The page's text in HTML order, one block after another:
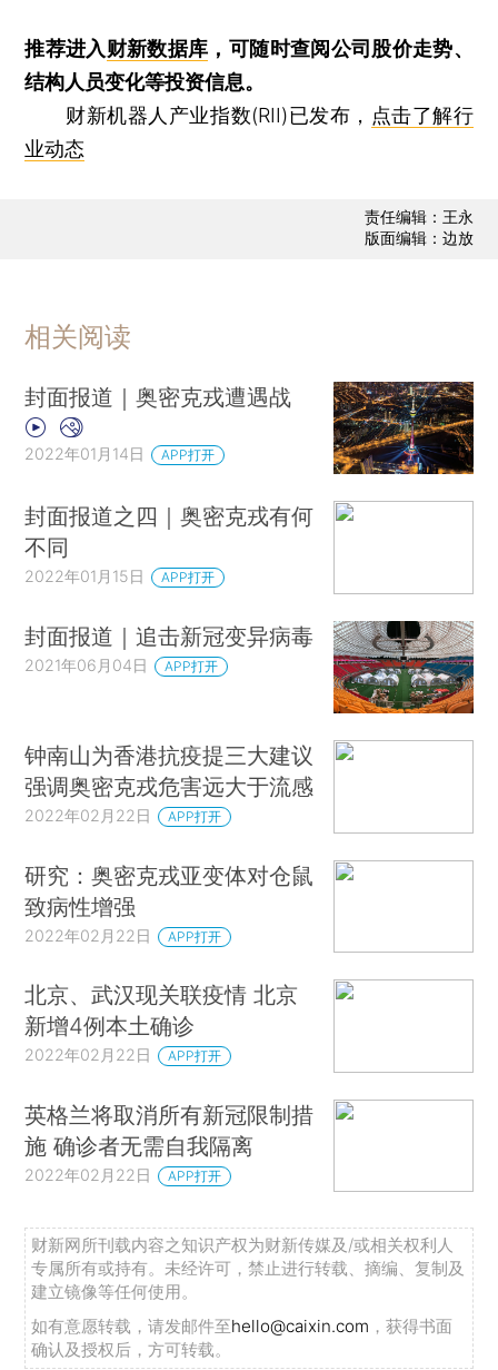
推荐进入财新数据库 ，可随时查阅公司股价走势、
结构人员变化等投资信息。
财新机器人产业指数(RII)已发布， 点击了解行
业动态
责任编辑：王永
版面编辑：边放
相关阅读
封面报道｜奥密克戎遭遇战
2022年01月14日 APP打开
封面报道之四｜奥密克戎有何
不同
2022年01月15日 APP打开
封面报道｜追击新冠变异病毒
2021年06月04日 APP打开
钟南山为香港抗疫提三大建议
强调奥密克戎危害远大于流感
2022年02月22日 APP打开
研究：奥密克戎亚变体对仓鼠
致病性增强
2022年02月22日 APP打开
北京、武汉现关联疫情 北京
新增4例本土确诊
2022年02月22日 APP打开
英格兰将取消所有新冠限制措
施 确诊者无需自我隔离
2022年02月22日 APP打开
财新网所刊载内容之知识产权为财新传媒及/或相关权利人
专属所有或持有。未经许可，禁止进行转载、摘编、复制及
建立镜像等任何使用。
如有意愿转载，请发邮件至hello@caixin.com ，获得书面
确认及授权后，方可转载。